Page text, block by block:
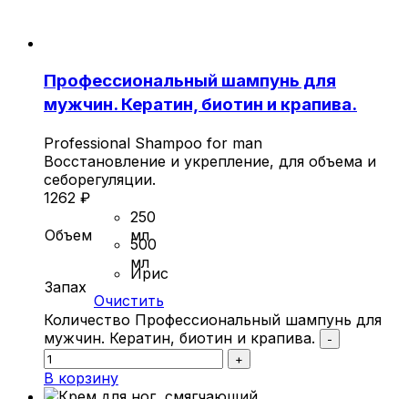
Профессиональный шампунь для
мужчин. Кератин, биотин и крапива.
Professional Shampoo for man
Восстановление и укрепление, для объема и
себорегуляции.
1262 ₽
Объем
250
мл
500
мл
Запах
Ирис
Очистить
Количество Профессиональный шампунь для
мужчин. Кератин, биотин и крапива.
-
+
В корзину